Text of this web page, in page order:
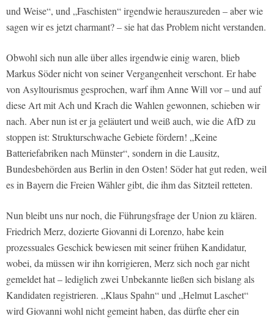
und Weise“, und „Faschisten“ irgendwie herauszureden – aber wie
sagen wir es jetzt charmant? – sie hat das Problem nicht verstanden.
Obwohl sich nun alle über alles irgendwie einig waren, blieb
Markus Söder nicht von seiner Vergangenheit verschont. Er habe
von Asyltourismus gesprochen, warf ihm Anne Will vor – und auf
diese Art mit Ach und Krach die Wahlen gewonnen, schieben wir
nach. Aber nun ist er ja geläutert und weiß auch, wie die AfD zu
stoppen ist: Strukturschwache Gebiete fördern! „Keine
Batteriefabriken nach Münster“, sondern in die Lausitz,
Bundesbehörden aus Berlin in den Osten! Söder hat gut reden, weil
es in Bayern die Freien Wähler gibt, die ihm das Sitzteil retteten.
Nun bleibt uns nur noch, die Führungsfrage der Union zu klären.
Friedrich Merz, dozierte Giovanni di Lorenzo, habe kein
prozessuales Geschick bewiesen mit seiner frühen Kandidatur,
wobei, da müssen wir ihn korrigieren, Merz sich noch gar nicht
gemeldet hat – lediglich zwei Unbekannte ließen sich bislang als
Kandidaten registrieren. „Klaus Spahn“ und „Helmut Laschet“
wird Giovanni wohl nicht gemeint haben, das dürfte eher ein